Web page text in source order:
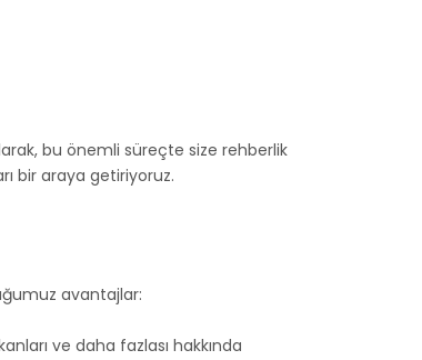
bu önemli süreçte size rehberlik
bir araya getiriyoruz.
avantajlar:
ve daha fazlası hakkında